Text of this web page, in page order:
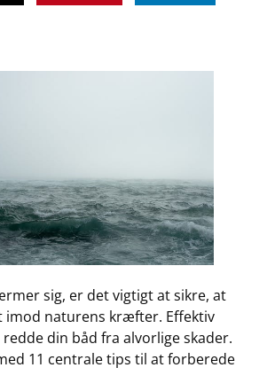
sig, er det vigtigt at sikre, at
imod naturens kræfter. Effektiv
din båd fra alvorlige skader.
11 centrale tips til at forberede